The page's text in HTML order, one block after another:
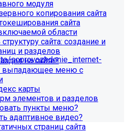
регламента выполнения
поддерживать сайт в
состоянии.
специалистов, вы можете
поддержку нам:
soprovozhdenie_internet-
вы получаете команду
сотрудника: мы берём на себя
контроль работоспособности,
снижаем риски простоев и
тратить время и бюджет на
модуля
копирования сайта
сайта
области
сайта: создание и
и разделов
на сайте?
выпадающее меню с
карты
элементов и разделов
пункты меню?
адаптивное видео?
страниц сайта